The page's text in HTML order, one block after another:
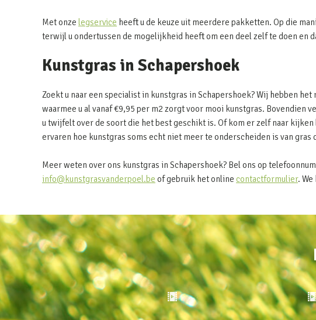
Met onze legservice heeft u de keuze uit meerdere pakketten. Op die
terwijl u ondertussen de mogelijkheid heeft om een deel zelf te doen en
Kunstgras in Schapershoek
Zoekt u naar een specialist in kunstgras in Schapershoek? Wij hebben
waarmee u al vanaf €9,95 per m2 zorgt voor mooi kunstgras. Bovendien
u twijfelt over de soort die het best geschikt is. Of kom er zelf naar
ervaren hoe kunstgras soms echt niet meer te onderscheiden is van gras
Meer weten over ons kunstgras in Schapershoek? Bel ons op
info@kunstgrasvanderpoel.be of gebruik het online contactformulier. We